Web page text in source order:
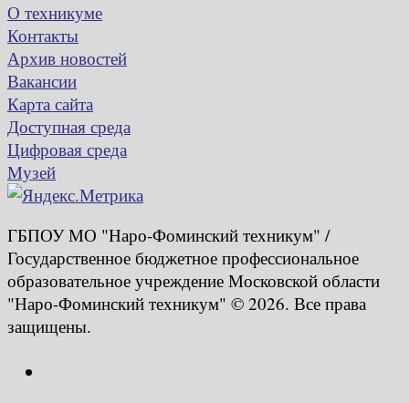
О техникуме
Контакты
Архив новостей
Вакансии
Карта сайта
Доступная среда
Цифровая среда
Музей
ГБПОУ МО "Наро-Фоминский техникум" /
Государственное бюджетное профессиональное
образовательное учреждение Московской области
"Наро-Фоминский техникум" © 2026. Все права
защищены.